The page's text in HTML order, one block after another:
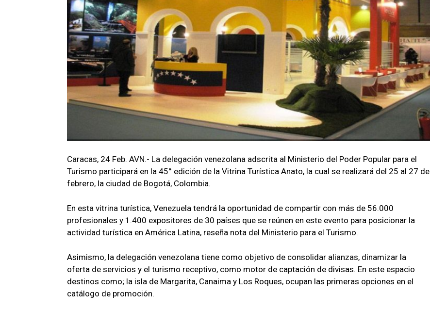
Caracas, 24 Feb. AVN.- La delegación venezolana adscrita al Ministerio del Poder Popular para el
Turismo participará en la 45° edición de la Vitrina Turística Anato, la cual se realizará del 25 al 27 de
febrero, la ciudad de Bogotá, Colombia.
En esta vitrina turística, Venezuela tendrá la oportunidad de compartir con más de 56.000
profesionales y 1.400 expositores de 30 países que se reúnen en este evento para posicionar la
actividad turística en América Latina, reseña nota del Ministerio para el Turismo.
Asimismo, la delegación venezolana tiene como objetivo de consolidar alianzas, dinamizar la
oferta de servicios y el turismo receptivo, como motor de captación de divisas. En este espacio
destinos como; la isla de Margarita, Canaima y Los Roques, ocupan las primeras opciones en el
catálogo de promoción.